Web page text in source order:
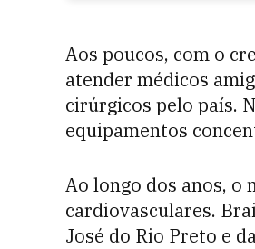
Aos poucos, com o
atender médicos
cirúrgicos pelo país.
equipamentos
Ao longo dos anos, o
cardiovasculares.
José do Rio Preto e